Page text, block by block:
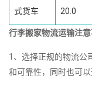
式货车
20.0
行李搬家物流运输注
1、选择正规的物流公
和可靠性，同时也可